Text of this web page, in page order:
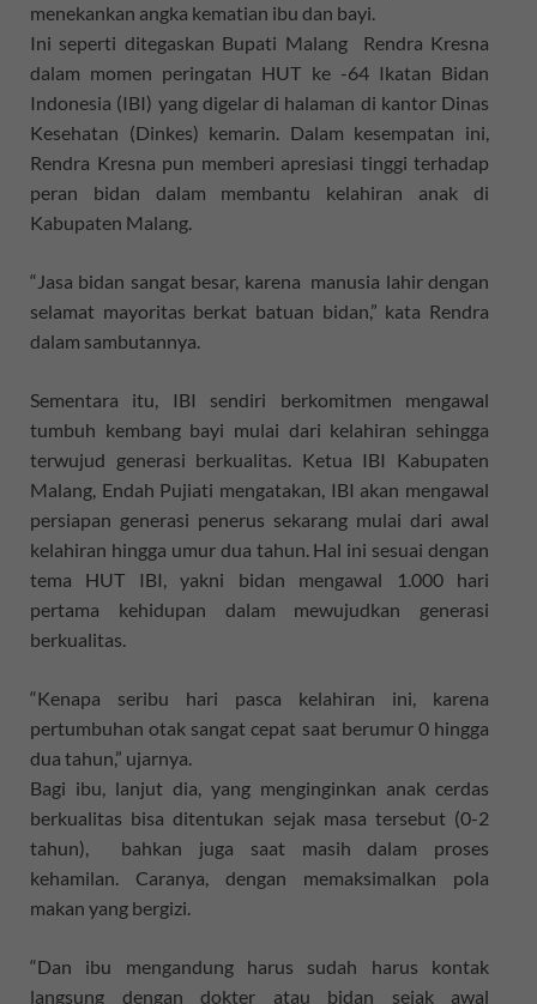
menekankan angka kematian ibu dan bayi.
Ini seperti ditegaskan Bupati Malang Rendra Kresna
dalam momen peringatan HUT ke -64 Ikatan Bidan
Indonesia (IBI) yang digelar di halaman di kantor Dinas
Kesehatan (Dinkes) kemarin. Dalam kesempatan ini,
Rendra Kresna pun memberi apresiasi tinggi terhadap
peran bidan dalam membantu kelahiran anak di
Kabupaten Malang.
“Jasa bidan sangat besar, karena manusia lahir dengan
selamat mayoritas berkat batuan bidan,” kata Rendra
dalam sambutannya.
Sementara itu, IBI sendiri berkomitmen mengawal
tumbuh kembang bayi mulai dari kelahiran sehingga
terwujud generasi berkualitas. Ketua IBI Kabupaten
Malang, Endah Pujiati mengatakan, IBI akan mengawal
persiapan generasi penerus sekarang mulai dari awal
kelahiran hingga umur dua tahun. Hal ini sesuai dengan
tema HUT IBI, yakni bidan mengawal 1.000 hari
pertama kehidupan dalam mewujudkan generasi
berkualitas.
“Kenapa seribu hari pasca kelahiran ini, karena
pertumbuhan otak sangat cepat saat berumur 0 hingga
dua tahun,” ujarnya.
Bagi ibu, lanjut dia, yang menginginkan anak cerdas
berkualitas bisa ditentukan sejak masa tersebut (0-2
tahun), bahkan juga saat masih dalam proses
kehamilan. Caranya, dengan memaksimalkan pola
makan yang bergizi.
“Dan ibu mengandung harus sudah harus kontak
langsung dengan dokter atau bidan sejak awal